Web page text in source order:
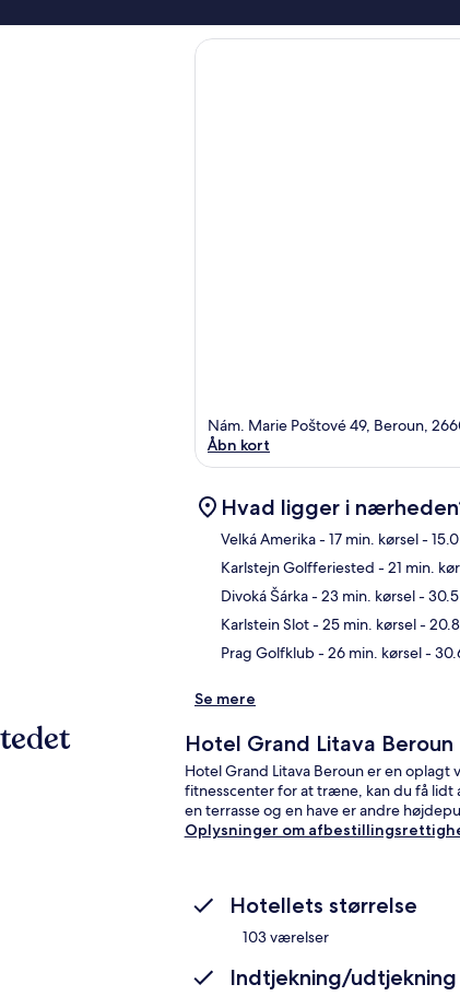
Nám. Marie Poštové 49, Beroun,
Åbn kort
Hvad ligger i
Velká Amerika- 17 min. kørsel-
Karlstejn Golfferiested - 21 min.
Divoká Šárka- 23 min. kørsel-
Karlstein Slot- 25 min. kørsel-
Prag Golfklub- 26 min. kørsel-
Se mere
Hotel Grand Litava Beroun
Hotel Grand Litava Beroun er en
fitnesscenter for at træne, kan du få lidt
en terrasse og en have er andre
Oplysninger om
Hotellets størrelse
103 værelser
Indtjekning/udtjekning